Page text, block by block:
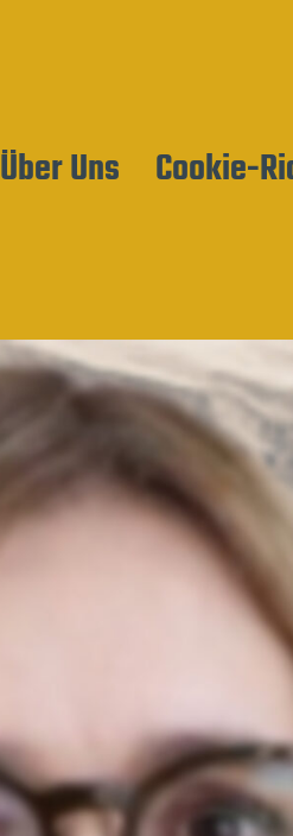
Über Uns Cookie-